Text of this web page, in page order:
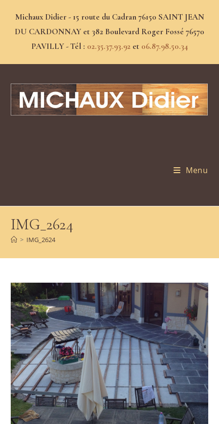
Michaux Didier - 15 route du Cadran 76150 SAINT JEAN
DU CARDONNAY et 382 Boulevard Roger Fossé 76570
PAVILLY - Tél : 02.35.37.93.92et 06.87.98.50.34
Menu
IMG_2624
> IMG_2624